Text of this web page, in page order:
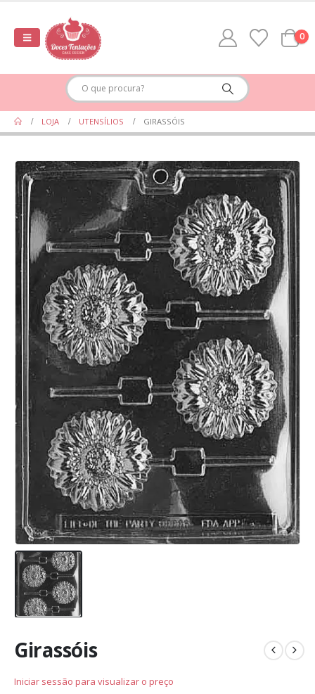
0
LOJA UTENSÍLIOS GIRASSÓIS
Girassóis
Iniciar sessão para visualizar o preço